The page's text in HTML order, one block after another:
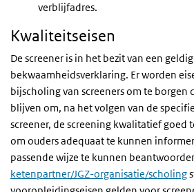
verblijfadres.
Kwaliteitseisen
De screener is in het bezit van een
bekwaamheidsverklaring. Er worden
bijscholing van screeners om te borgen
blijven om, na het volgen van de
screener, de screening kwalitatief goed
om ouders adequaat te kunnen
passende wijze te kunnen
ketenpartner/JGZ-organisatie/scholing